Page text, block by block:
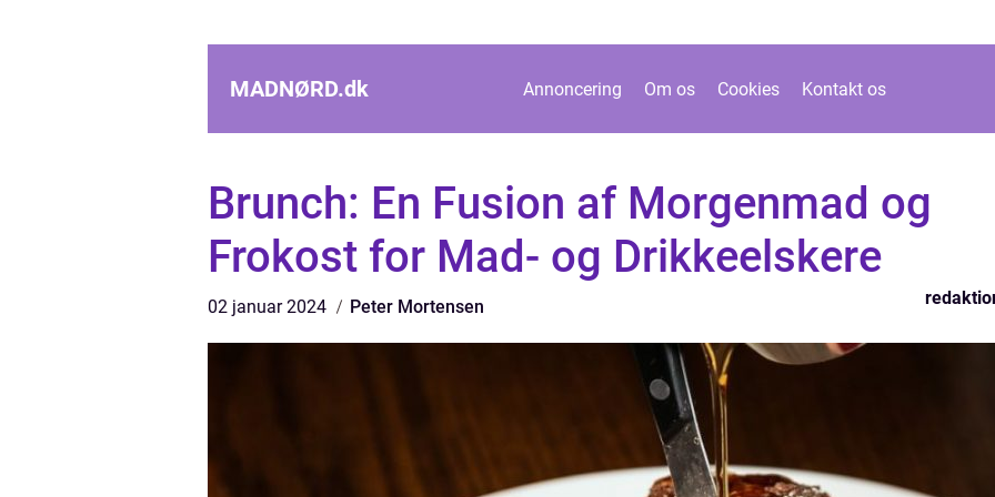
MADNØRD.dk Annoncering Om os Cookies Kontakt os
Brunch: En Fusion af Morgenmad og
Frokost for Mad- og Drikkeelskere
02 januar 2024 Peter Mortensen